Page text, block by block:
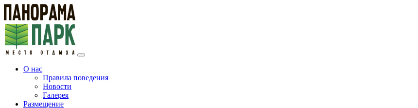
О нас
Правила поведения
Новости
Галерея
Размещение